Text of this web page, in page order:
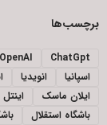
برچسب‌ها
ChatGpt
OpenAI
اسپانیا
انویدیا
ایلان ماسک
اینتل
باشگاه استقلال